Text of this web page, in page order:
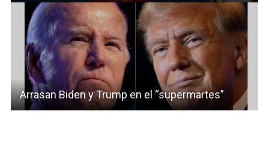
Arrasan Biden y Trump en el “supermartes”